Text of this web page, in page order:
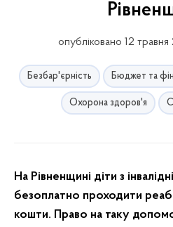
опубліковано 12
Безбар'єрність Бюджет та
Охорона здоров'я
На Рівненщині діти з
безоплатно проходити
кошти. Право на таку